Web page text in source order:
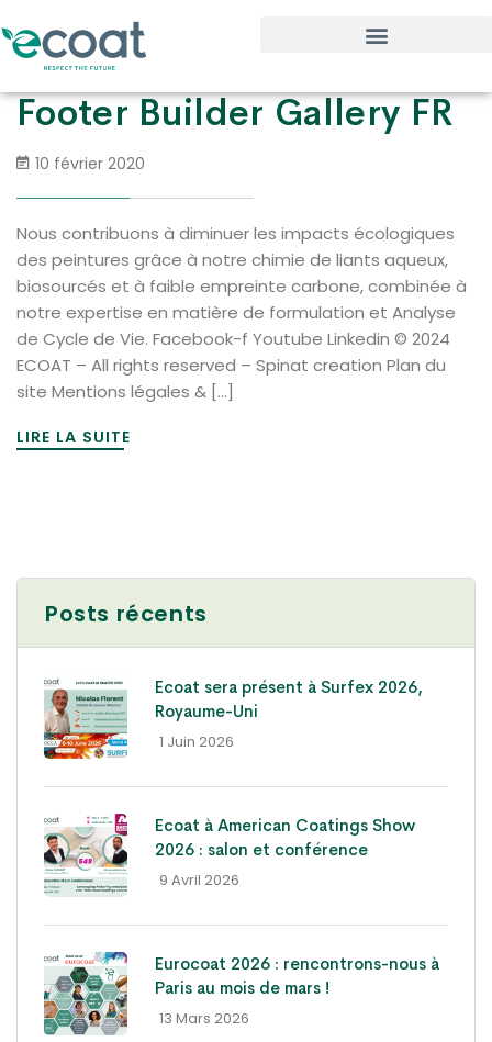
Footer Builder Gallery FR
10 février 2020
Nous contribuons à diminuer les impacts écologiques
des peintures grâce à notre chimie de liants aqueux,
biosourcés et à faible empreinte carbone, combinée à
notre expertise en matière de formulation et Analyse
de Cycle de Vie. Facebook-f Youtube Linkedin © 2024
ECOAT – All rights reserved – Spinat creation Plan du
site Mentions légales & […]
LIRE LA SUITE
Posts récents
Ecoat sera présent à Surfex 2026,
Royaume-Uni
- 1 Juin 2026
Ecoat à American Coatings Show
2026 : salon et conférence
- 9 Avril 2026
Eurocoat 2026 : rencontrons-nous à
Paris au mois de mars !
- 13 Mars 2026